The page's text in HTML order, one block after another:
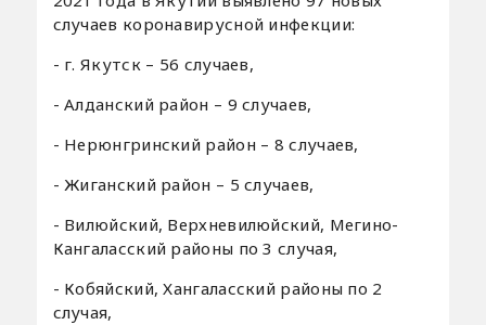
случаев коронавирусной инфекции:
- г. Якутск – 56 случаев,
- Алданский район – 9 случаев,
- Нерюнгринский район – 8 случаев,
- Жиганский район – 5 случаев,
- Вилюйский, Верхневилюйский, Мегино-
Кангаласский районы по 3 случая,
- Кобяйский, Хангаласский районы по 2
случая,